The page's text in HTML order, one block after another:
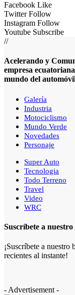
Facebook Like
Twitter Follow
Instagram Follow
Youtube Subscribe
//
Acelerando y
empresa
mundo del
Galería
Industria
Motociclismo
Mundo Verde
Novedades
Personaje
Super Auto
Tecnologia
Todo Terreno
Travel
Video
WRC
Suscríbete a
¡Suscríbete a
recientes al instante!
- Advertisement -